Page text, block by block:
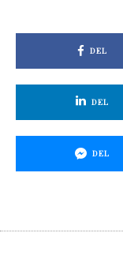
DEL
DEL
DEL